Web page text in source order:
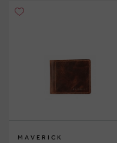
MAVERICK